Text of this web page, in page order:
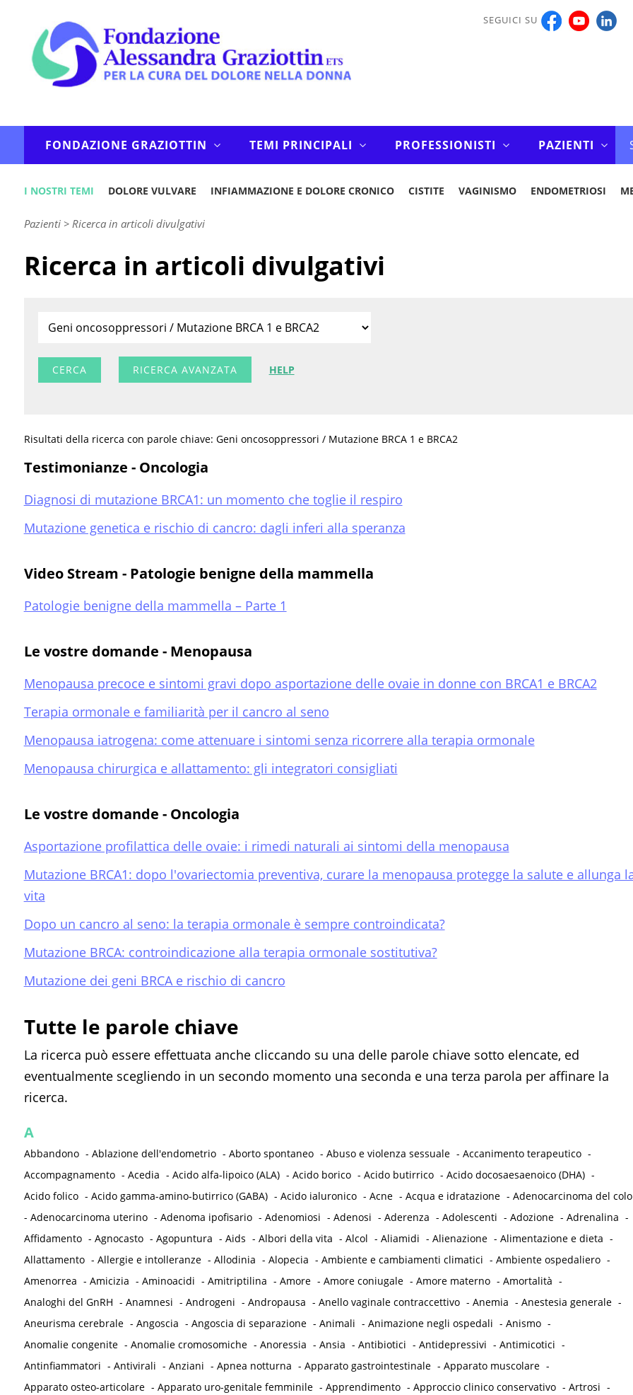
SEGUICI SU
FONDAZIONE GRAZIOTTIN TEMI PRINCIPALI PROFESSIONISTI PAZIENTI
I NOSTRI TEMI DOLORE VULVARE INFIAMMAZIONE E DOLORE CRONICO CISTITE VAGINISMO ENDOMETRIOSI
Pazienti> Ricerca in articoli divulgativi
Ricerca in articoli divulgativi
RICERCA AVANZATA HELP
Risultati della ricerca con parole chiave: Geni oncosoppressori / Mutazione BRCA 1 e BRCA2
Testimonianze - Oncologia
Diagnosi di mutazione BRCA1: un momento che toglie il respiro
Mutazione genetica e rischio di cancro: dagli inferi alla speranza
Video Stream - Patologie benigne della mammella
Patologie benigne della mammella – Parte 1
Le vostre domande - Menopausa
Menopausa precoce e sintomi gravi dopo asportazione delle ovaie in donne con BRCA1 e BRCA2
Terapia ormonale e familiarità per il cancro al seno
Menopausa iatrogena: come attenuare i sintomi senza ricorrere alla terapia ormonale
Menopausa chirurgica e allattamento: gli integratori consigliati
Le vostre domande - Oncologia
Asportazione profilattica delle ovaie: i rimedi naturali ai sintomi della menopausa
Mutazione BRCA1: dopo l'ovariectomia preventiva, curare la menopausa protegge la salute e allunga
vita
Dopo un cancro al seno: la terapia ormonale è sempre controindicata?
Mutazione BRCA: controindicazione alla terapia ormonale sostitutiva?
Mutazione dei geni BRCA e rischio di cancro
Tutte le parole chiave
La ricerca può essere effettuata anche cliccando su una delle parole chiave sotto elencate, ed
eventualmente scegliendo in un secondo momento una seconda e una terza parola per affinare la
ricerca.
A
Abbandono - Ablazione dell'endometrio - Aborto spontaneo - Abuso e violenza sessuale - Accanimento terapeutico -
Accompagnamento - Acedia - Acido alfa-lipoico (ALA) - Acido borico - Acido butirrico - Acido docosaesaenoico (DHA) -
Acido folico - Acido gamma-amino-butirrico (GABA) - Acido ialuronico - Acne - Acqua e idratazione - Adenocarcinoma del
- Adenocarcinoma uterino - Adenoma ipofisario - Adenomiosi - Adenosi - Aderenza - Adolescenti - Adozione - Adrenalina -
Affidamento - Agnocasto - Agopuntura - Aids - Albori della vita - Alcol - Aliamidi - Alienazione - Alimentazione e dieta -
Allattamento - Allergie e intolleranze - Allodinia - Alopecia - Ambiente e cambiamenti climatici - Ambiente ospedaliero -
Amenorrea - Amicizia - Aminoacidi - Amitriptilina - Amore - Amore coniugale - Amore materno - Amortalità -
Analoghi del GnRH - Anamnesi - Androgeni - Andropausa - Anello vaginale contraccettivo - Anemia - Anestesia generale -
Aneurisma cerebrale - Angoscia - Angoscia di separazione - Animali - Animazione negli ospedali - Anismo -
Anomalie congenite - Anomalie cromosomiche - Anoressia - Ansia - Antibiotici - Antidepressivi - Antimicotici -
Antinfiammatori - Antivirali - Anziani - Apnea notturna - Apparato gastrointestinale - Apparato muscolare -
Apparato osteo-articolare - Apparato uro-genitale femminile - Apprendimento - Approccio clinico conservativo - Artrosi -